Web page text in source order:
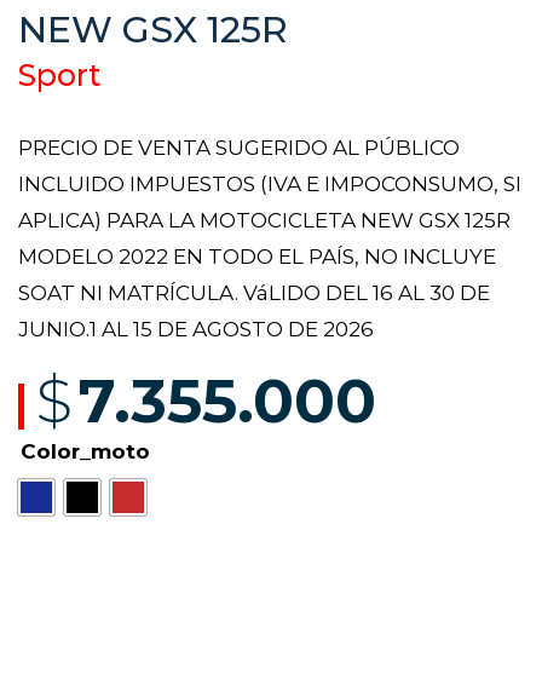
NEW GSX 125R
Sport
PRECIO DE VENTA SUGERIDO AL PÚBLICO
INCLUIDO IMPUESTOS (IVA E IMPOCONSUMO, SI
APLICA) PARA LA MOTOCICLETA NEW GSX 125R
MODELO 2022 EN TODO EL PAÍS, NO INCLUYE
SOAT NI MATRÍCULA. VáLIDO DEL 16 AL 30 DE
JUNIO.1 AL 15 DE AGOSTO DE 2026
$7.355.000
Color_moto